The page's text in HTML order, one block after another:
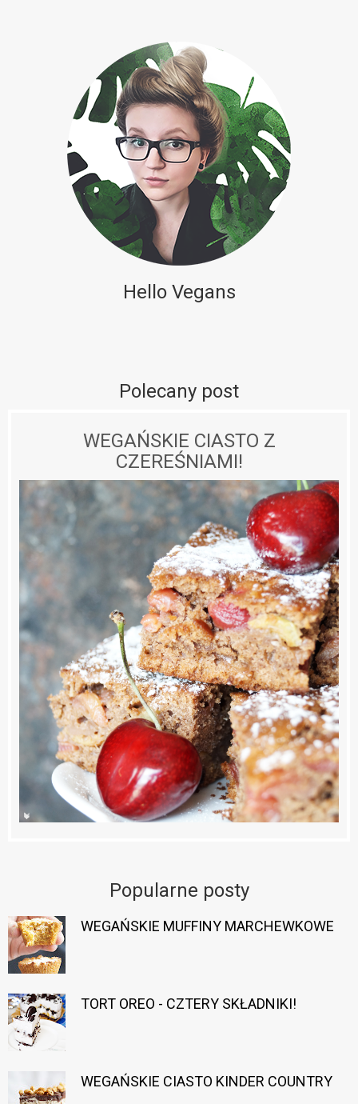
Hello Vegans
Polecany post
WEGAŃSKIE CIASTO Z
CZEREŚNIAMI!
Popularne posty
WEGAŃSKIE MUFFINY MARCHEWKOWE
TORT OREO - CZTERY SKŁADNIKI!
WEGAŃSKIE CIASTO KINDER COUNTRY